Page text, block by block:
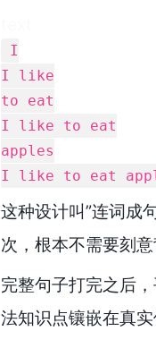
I
I like
to eat
I like to eat
apples
I like to eat
这种设计叫”连词成
次，根本不需要刻意
完整句子打完之后
法知识点镶嵌在真